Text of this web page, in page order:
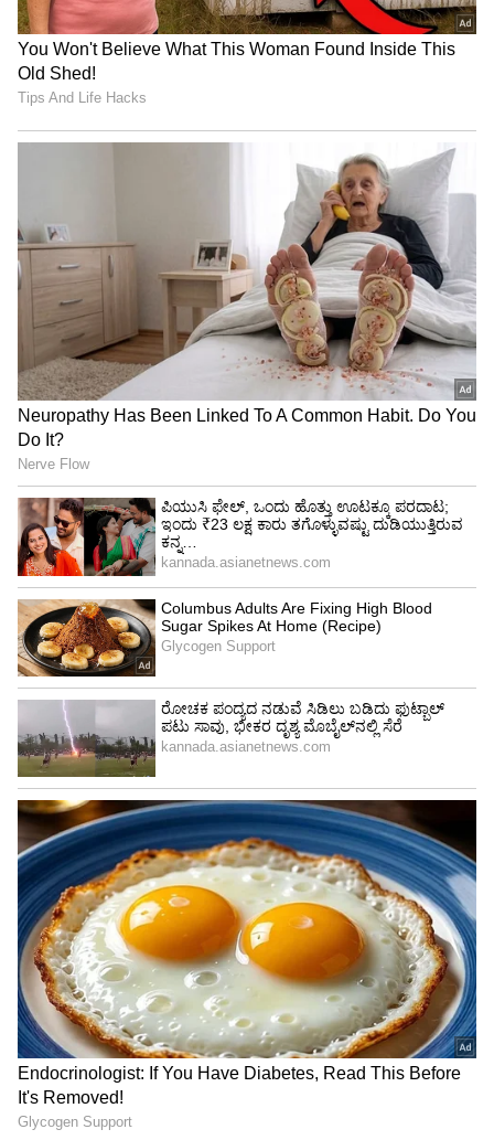
ಸ್ಥಳಕ್ಕೆ ಧಾವಿಸಿದೆ. ಅನುಭವಿ ಹಾವು ಹಿಡಿಯುವವರಾದ
ತಾಲಿಬ್ ಮತ್ತು ಭೋಲಾ ಈ ಕಾರ್ಯಾಚರಣೆಯ ನೇತೃತ್ವ
ವಹಿಸಿದ್ದರು. ಬಹಳ ಸಮಯದ ಕಾರ್ಯಾಚರಣೆ ಬಳಿಕ,
ಸುರಕ್ಷಿತವಾಗಿ ಹೊರತೆಗೆದರು. ಆದರೆ, ಈ ಹಾವುಗಳು ನೀರಿನ
ಟ್ಯಾಂಕ್ ಒಳಗೆ ಹೇಗೆ ಬಂದವು ಎಂಬುದು ಇನ್ನೂ
ನಿಗೂಢವಾಗಿದೆ.
4
5
Image Credit :
ಇವು ಭಾರತೀಯ ಉಪಖಂಡದ ಸಿಹಿನೀರಿನ ಮೂಲಗಳ ಬಳಿ
ಸಾಮಾನ್ಯವಾಗಿ ಕಂಡುಬರುವ 'ಚೆಕರ್ಡ್ ಕೀಲ್‌ಬ್ಯಾಕ್'
(ನೀರುಹಾವು) ಜಾತಿಗೆ ಸೇರಿದ ಹಾವುಗಳು. ಇವು
ವಿಷಕಾರಿಯಲ್ಲ, ಹಾಗಾಗಿ ಭಯಪಡುವ ಅಗತ್ಯವಿಲ್ಲ ಎಂದು
ಅರಣ್ಯ ಇಲಾಖೆ ಅಧಿಕಾರಿಗಳು ಮನೆಯವರಿಗೆ ತಿಳಿಸಿದ್ದಾರೆ.
5